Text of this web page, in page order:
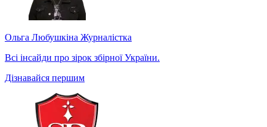
Ольга Любушкіна Журналістка
Всі інсайди про зірок збірної України.
Дізнавайся першим